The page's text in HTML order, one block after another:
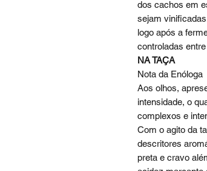
dos cachos em
sejam
logo após a
controladas entre
NA TAÇA
Nota da Enóloga
Aos olhos,
intensidade, o
complexos e
Com o agito da
descritores
preta e cravo